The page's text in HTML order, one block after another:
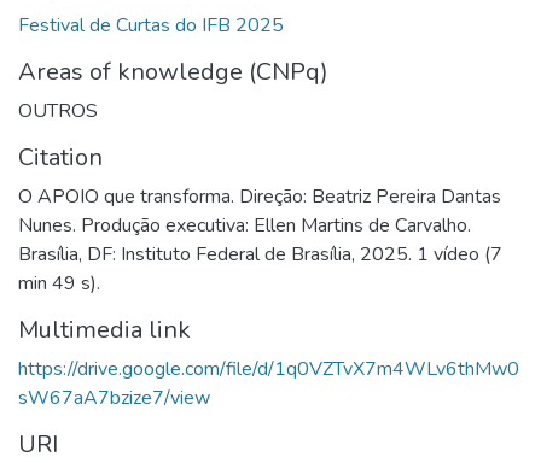
Festival de Curtas do IFB 2025
Areas of knowledge (CNPq)
OUTROS
Citation
O APOIO que transforma. Direção: Beatriz Pereira Dantas
Nunes. Produção executiva: Ellen Martins de Carvalho.
Brasília, DF: Instituto Federal de Brasília, 2025. 1 vídeo (7
min 49 s).
Multimedia link
https://drive.google.com/file/d/1q0VZTvX7m4WLv6thMw0
sW67aA7bzize7/view
URI